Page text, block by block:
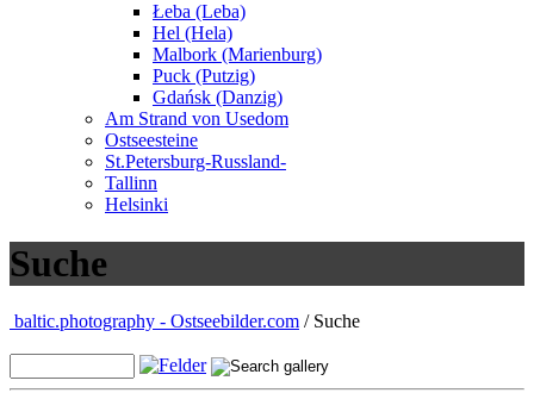
Łeba (Leba)
Hel (Hela)
Malbork (Marienburg)
Puck (Putzig)
Gdańsk (Danzig)
Am Strand von Usedom
Ostseesteine
St.Petersburg-Russland-
Tallinn
Helsinki
Suche
baltic.photography - Ostseebilder.com / Suche